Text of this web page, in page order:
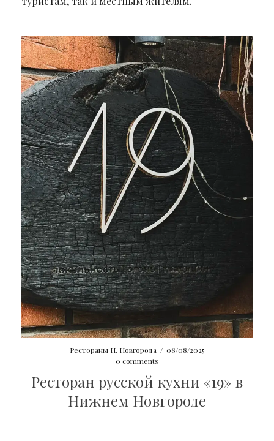
Рестораны Н. Новгорода / 08/08/2025
0 comments
Ресторан русской кухни «19» в
Нижнем Новгороде